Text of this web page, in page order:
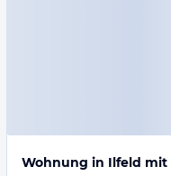
Wohnung in Ilfeld mit